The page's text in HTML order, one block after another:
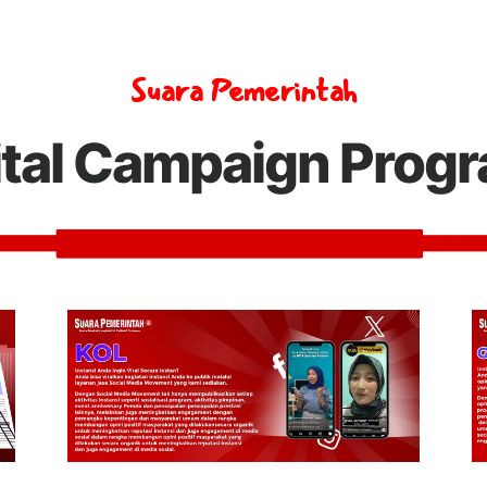
Suara Pemerintah
Campaign